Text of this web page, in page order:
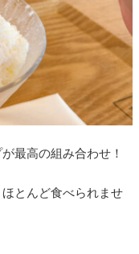
最高の組み合わせ！
とんど食べられませ